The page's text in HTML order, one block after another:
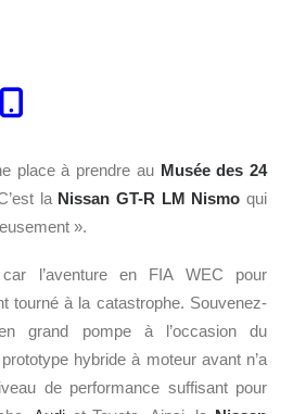
la Ferrari Dino 206 P Berlinetta
la cadre de la vente aux
place à prendre au Musée des 24
la Nissan GT-R LM Nismo qui
».
car l’aventure en FIA WEC pour
tourné à la catastrophe. Souvenez-
grand pompe à l’occasion du
hybride à moteur avant n’a
de performance suffisant pour